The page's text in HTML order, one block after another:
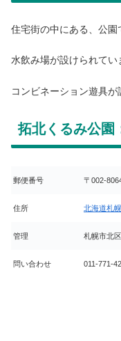
住宅街の中にある、公園
水飲み場が設けられてい
コンビネーション遊具が
拓北くるみ公園
郵便番号 〒002-
住所 北海道札
管理 札幌市北
問い合わせ 011-771-